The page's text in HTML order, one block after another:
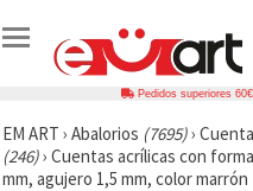
Pedidos superiores
EM ART › Abalorios (7695)›
(246)› Cuentas acrílicas con
mm, agujero 1,5 mm, color marrón